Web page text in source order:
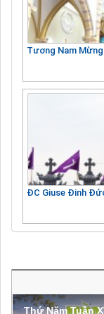
Tương Nam
ĐC Giuse Đinh
Thứ Năm Tuần